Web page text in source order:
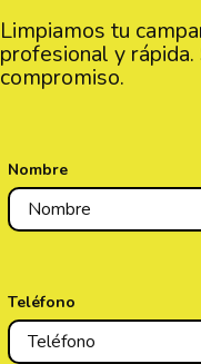
Limpiamos tu
profesional y
compromiso.
Nombre
Teléfono